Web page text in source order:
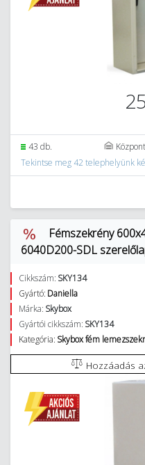
43 db.
Tekintse meg 42 telephelyünk
Fémszekrény
6040D200-SDL
Cikkszám: SKY134
Gyártó: Daniella
Márka: Skybox
Gyártói cikkszám: SKY134
Kategória: Skybox fém
Hozzáadás